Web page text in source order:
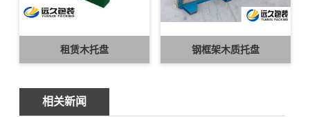
租赁木托盘 钢框架木质托盘
相关新闻